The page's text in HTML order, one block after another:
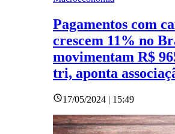
Pagamentos com
crescem 11% no
movimentam R$
tri, aponta
17/05/2024 | 15:49